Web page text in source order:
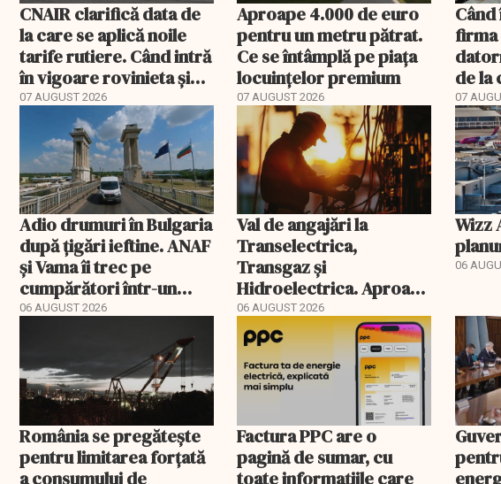
CNAIR clarifică data de
la care se aplică noile
tarife rutiere. Când intră
în vigoare rovinieta și
TollRo
07 AUGUST 2026
Aproape 4.000 de euro
pentru un metru pătrat.
Ce se întâmplă pe piața
locuințelor premium
07 AUGUST 2026
firma
de la
07
Adio drumuri în Bulgaria
după țigări ieftine. ANAF
și Vama îi trec pe
cumpărători într-un
registru electronic
06 AUGUST 2026
Val de angajări la
Transelectrica,
Transgaz și
Hidroelectrica. Aproape
400 de posturi aprobate
06 AUGUST 2026
Wizz
06
România se pregătește
pentru limitarea forțată
a consumului de
Factura PPC are o
pagină de sumar, cu
toate informațiile care